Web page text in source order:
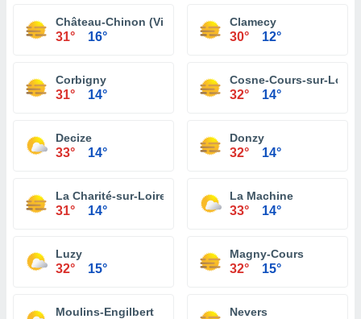
Château-Chinon (Ville)
31° 16°
Clamecy
30° 12°
Corbigny
31° 14°
Cosne-Cours-sur-Loire
32° 14°
Decize
33° 14°
Donzy
32° 14°
La Charité-sur-Loire
31° 14°
La Machine
33° 14°
Luzy
32° 15°
Magny-Cours
32° 15°
Moulins-Engilbert Nevers